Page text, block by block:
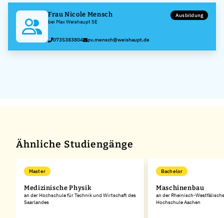
Frau Nicole Mensch
bei Max Weishaupt SE
Ausbildung
0735383804 pv.mensch@weishaupt.de
Ähnliche Studiengänge
Master
Medizinische Physik
an der Hochschule für Technik und Wirtschaft des
Saarlandes
Bachelor
Maschinenbau
an der Rheinisch-
Hochschule Aachen